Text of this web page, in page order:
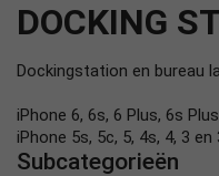
DOCKING
Dockingstation en bureau
iPhone 6, 6s, 6 Plus, 6s
iPhone 5s, 5c, 5, 4s, 4, 3 en
Subcategorieën